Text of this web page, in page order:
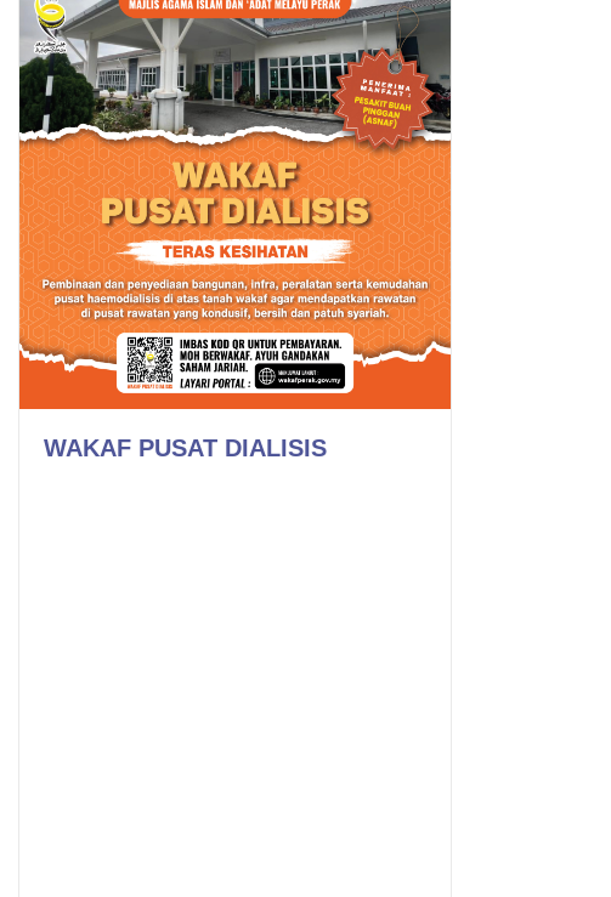
WAKAF PUSAT DIALISIS